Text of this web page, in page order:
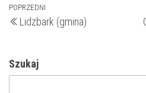
Nawigacja
wpisu
Poprzedni
wpis
POPRZEDNI
Lidzbark (gmina)
Szukaj